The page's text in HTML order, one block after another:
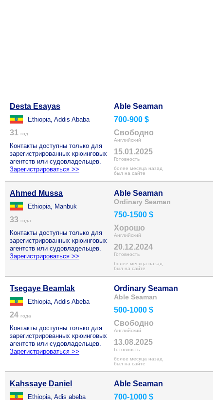
Desta Esayas
Ethiopia, Addis Ababa
31 год
Контакты доступны только для
зарегистрированных крюинговых
агентств или судовладельцев.
Зарегистрироваться >>
Able Seaman
700-900 $
Свободно
Английский
15.01.2025
Готовность
более месяца назад
был на сайте
Ahmed Mussa
Ethiopia, Manbuk
33 года
Контакты доступны только для
зарегистрированных крюинговых
агентств или судовладельцев.
Зарегистрироваться >>
Able Seaman
Ordinary Seaman
750-1500 $
Хорошо
Английский
20.12.2024
Готовность
более месяца назад
был на сайте
Tsegaye Beamlak
Ethiopia, Addis Abeba
24 года
Контакты доступны только для
зарегистрированных крюинговых
агентств или судовладельцев.
Зарегистрироваться >>
Ordinary Seaman
Able Seaman
500-1000 $
Свободно
Английский
13.08.2025
Готовность
более месяца назад
был на сайте
Kahssaye Daniel
Ethiopia, Adis abeba
Able Seaman
700-1000 $